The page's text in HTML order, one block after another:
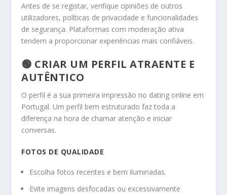
Antes de se registar, verifique opiniões de outros
utilizadores, políticas de privacidade e funcionalidades
de segurança. Plataformas com moderação ativa
tendem a proporcionar experiências mais confiáveis.
🟢 CRIAR UM PERFIL ATRAENTE E
AUTÊNTICO
O perfil é a sua primeira impressão no dating online em
Portugal. Um perfil bem estruturado faz toda a
diferença na hora de chamar atenção e iniciar
conversas.
FOTOS DE QUALIDADE
Escolha fotos recentes e bem iluminadas.
Evite imagens desfocadas ou excessivamente